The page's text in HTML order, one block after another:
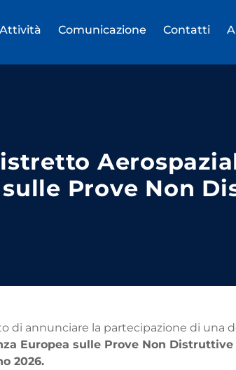
Attività Comunicazione Contatti
Prove Non
di annunciare la partecipazione di una
Europea sulle Prove Non Distruttive
2026.